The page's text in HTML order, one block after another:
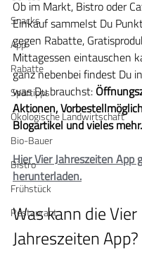
Snacks
App
Rabatte
Spartipps
Ökologische Landwirtschaft
Bio-Bauer
Bistro
Frühstück
Restaurant
Ob im Markt, Bistro oder
Einkauf sammelst Du
gegen Rabatte,
Mittagessen eintauschen
ganz nebenbei findest Du
was Du brauchst:
Aktionen,
Blogartikel und vieles mehr.
Hier Vier Jahreszeiten App
herunterladen.
Was kann die Vier
Jahreszeiten App?